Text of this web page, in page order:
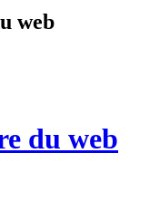
web
du web